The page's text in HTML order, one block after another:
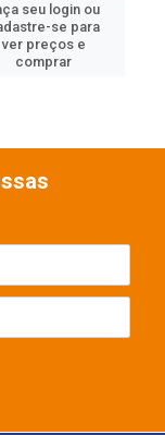
seu login ou
se para
ver preços e
comprar